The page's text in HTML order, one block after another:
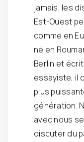
jamais, les
Est-Ouest
comme en
né en
Berlin et
essayiste, il
plus
génération.
avec nous
discuter du